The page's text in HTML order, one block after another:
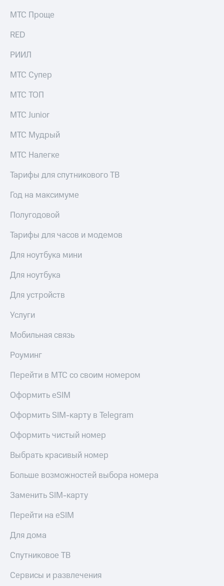
МТС Проще
RED
РИИЛ
МТС Супер
МТС ТОП
МТС Junior
МТС Мудрый
МТС Налегке
Тарифы для спутникового ТВ
Год на максимуме
Полугодовой
Тарифы для часов и модемов
Для ноутбука мини
Для ноутбука
Для устройств
Услуги
Мобильная связь
Роуминг
Перейти в МТС со своим номером
Оформить eSIM
Оформить SIM-карту в Telegram
Оформить чистый номер
Выбрать красивый номер
Больше возможностей выбора номера
Заменить SIM-карту
Перейти на eSIM
Для дома
Спутниковое ТВ
Сервисы и развлечения